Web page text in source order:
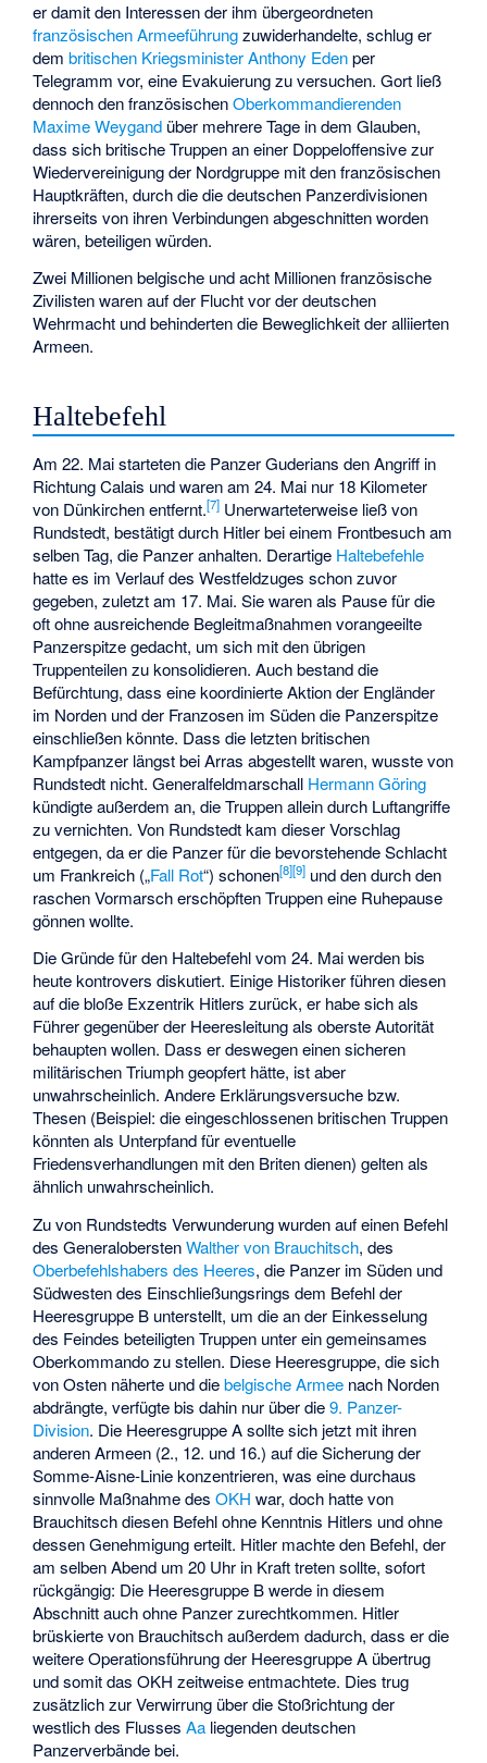
er damit den Interessen der ihm übergeordneten
französischen Armeeführungzuwiderhandelte, schlug er
dembritischen Kriegsminister Anthony Edenper
Telegramm vor, eine Evakuierung zu versuchen. Gort ließ
dennoch den französischenOberkommandierenden
Maxime Weygand über mehrere Tage in dem Glauben,
dass sich britische Truppen an einer Doppeloffensive zur
Wiedervereinigung der Nordgruppe mit den französischen
Hauptkräften, durch die die deutschen Panzerdivisionen
ihrerseits von ihren Verbindungen abgeschnitten worden
wären, beteiligen würden.
Zwei Millionen belgische und acht Millionen französische
Zivilisten waren auf der Flucht vor der deutschen
Wehrmacht und behinderten die Beweglichkeit der alliierten
Armeen.
Haltebefehl
Am 22. Mai starteten die Panzer Guderians den Angriff in
Richtung Calais und waren am 24. Mai nur 18 Kilometer
von Dünkirchen entfernt.[7] Unerwarteterweise ließ von
Rundstedt, bestätigt durch Hitler bei einem Frontbesuch am
selben Tag, die Panzer anhalten. Derartige Haltebefehle
hatte es im Verlauf des Westfeldzuges schon zuvor
gegeben, zuletzt am 17. Mai. Sie waren als Pause für die
oft ohne ausreichende Begleitmaßnahmen vorangeeilte
Panzerspitze gedacht, um sich mit den übrigen
Truppenteilen zu konsolidieren. Auch bestand die
Befürchtung, dass eine koordinierte Aktion der Engländer
im Norden und der Franzosen im Süden die Panzerspitze
einschließen könnte. Dass die letzten britischen
Kampfpanzer längst bei Arras abgestellt waren, wusste von
Rundstedt nicht. Generalfeldmarschall Hermann Göring
kündigte außerdem an, die Truppen allein durch Luftangriffe
zu vernichten. Von Rundstedt kam dieser Vorschlag
entgegen, da er die Panzer für die bevorstehende Schlacht
um Frankreich („Fall Rot“) schonen[8][9] und den durch den
raschen Vormarsch erschöpften Truppen eine Ruhepause
gönnen wollte.
Die Gründe für den Haltebefehl vom 24. Mai werden bis
heute kontrovers diskutiert. Einige Historiker führen diesen
auf die bloße Exzentrik Hitlers zurück, er habe sich als
Führer gegenüber der Heeresleitung als oberste Autorität
behaupten wollen. Dass er deswegen einen sicheren
militärischen Triumph geopfert hätte, ist aber
unwahrscheinlich. Andere Erklärungsversuche bzw.
Thesen (Beispiel: die eingeschlossenen britischen Truppen
könnten als Unterpfand für eventuelle
Friedensverhandlungen mit den Briten dienen) gelten als
ähnlich unwahrscheinlich.
Zu von Rundstedts Verwunderung wurden auf einen Befehl
des GeneraloberstenWalther von Brauchitsch, des
Oberbefehlshabers des Heeres, die Panzer im Süden und
Südwesten des Einschließungsrings dem Befehl der
Heeresgruppe B unterstellt, um die an der Einkesselung
des Feindes beteiligten Truppen unter ein gemeinsames
Oberkommando zu stellen. Diese Heeresgruppe, die sich
von Osten näherte und diebelgische Armee nach Norden
abdrängte, verfügte bis dahin nur über die9. Panzer-
Division. Die Heeresgruppe A sollte sich jetzt mit ihren
anderen Armeen (2., 12. und 16.) auf die Sicherung der
Somme-Aisne-Linie konzentrieren, was eine durchaus
sinnvolle Maßnahme desOKH war, doch hatte von
Brauchitsch diesen Befehl ohne Kenntnis Hitlers und ohne
dessen Genehmigung erteilt. Hitler machte den Befehl, der
am selben Abend um 20 Uhr in Kraft treten sollte, sofort
rückgängig: Die Heeresgruppe B werde in diesem
Abschnitt auch ohne Panzer zurechtkommen. Hitler
brüskierte von Brauchitsch außerdem dadurch, dass er die
weitere Operationsführung der Heeresgruppe A übertrug
und somit das OKH zeitweise entmachtete. Dies trug
zusätzlich zur Verwirrung über die Stoßrichtung der
westlich des FlussesAa liegenden deutschen
Panzerverbände bei.